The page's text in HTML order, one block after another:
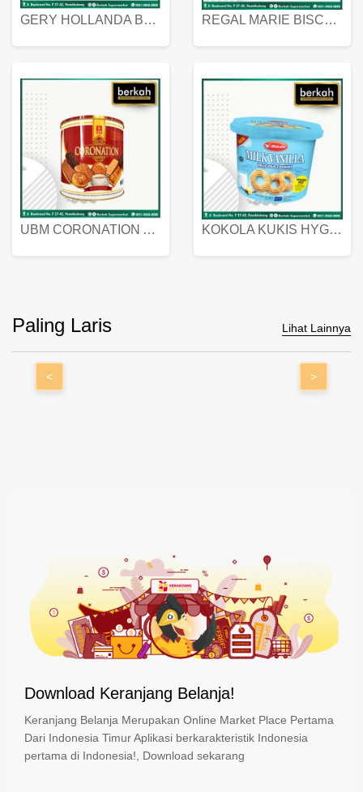
GERY HOLLANDA BUTTER COOKIES 450 GRAM REGAL MARIE BISCUIT KALENG 550 GRAM
UBM CORONATION ASSORTED BISKUIT KALENG 450 GRAM KOKOLA KUKIS HYGIENIC MILK VANILLA PACK 320 GR
Paling Laris Lihat Lainnya
< >
Download Keranjang Belanja!
Keranjang Belanja Merupakan Online Market Place Pertama
Dari Indonesia Timur Aplikasi berkarakteristik Indonesia
pertama di Indonesia!, Download sekarang